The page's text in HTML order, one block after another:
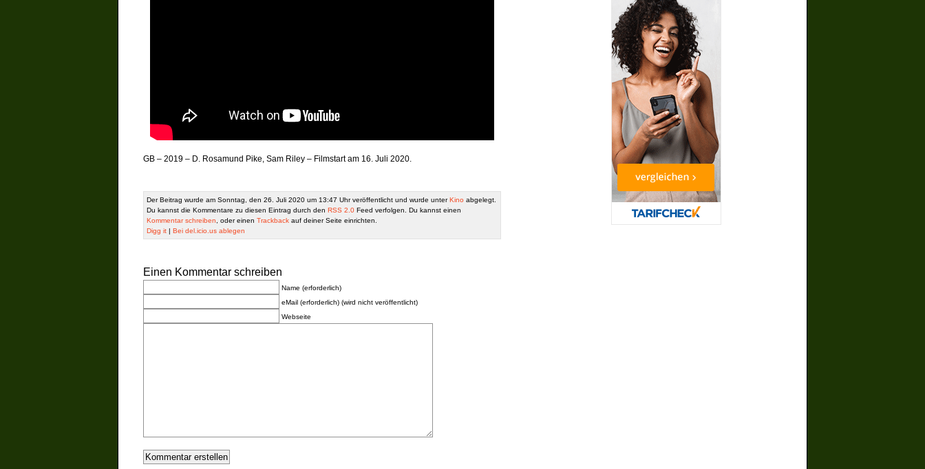
GB – 2019 – D. Rosamund Pike, Sam Riley – Filmstart am 16. Juli 2020.
Der Beitrag wurde am Sonntag, den 26. Juli 2020 um 13:47 Uhr veröffentlicht und wurde unterKino abgelegt.
Du kannst die Kommentare zu diesen Eintrag durch den RSS 2.0 Feed verfolgen. Du kannst einen
Kommentar schreiben , oder einen Trackback auf deiner Seite einrichten.
Digg it | Bei del.icio.us ablegen
Einen Kommentar schreiben
Name (erforderlich)
eMail (erforderlich) (wird nicht veröffentlicht)
Webseite